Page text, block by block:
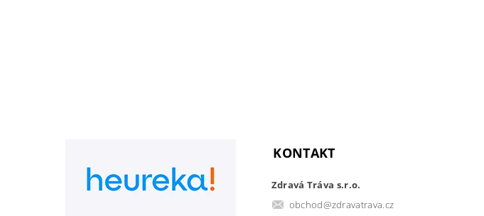
KONTAKT
Zdravá Tráva s.r.o.
obchod@zdravatrava.cz